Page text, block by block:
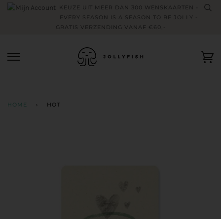
KEUZE UIT MEER DAN 300 WENSKAARTEN -
EVERY SEASON IS A SEASON TO BE JOLLY -
GRATIS VERZENDING VANAF €60,-
HOME › HOT